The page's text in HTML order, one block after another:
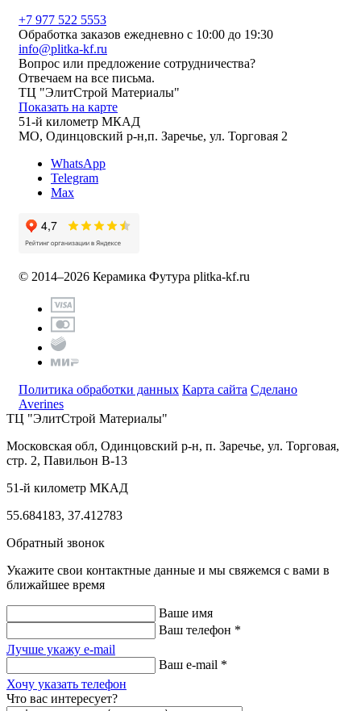
+7 977 522 5553
Обработка заказов ежедневно с 10:00 до 19:30
info@plitka-kf.ru
Вопрос или предложение сотрудничества?
Отвечаем на все письма.
ТЦ "ЭлитСтрой Материалы"
Показать на карте
51-й километр МКАД
МО, Одинцовский р-н,п. Заречье, ул. Торговая 2
WhatsApp
Telegram
Max
© 2014–2026 Керамика Футура plitka-kf.ru
Политика обработки данных Карта сайта Сделано
Averines
ТЦ "ЭлитСтрой Материалы"
Московская обл, Одинцовский р-н, п. Заречье, ул. Торговая,
стр. 2, Павильон В-13
51-й километр МКАД
55.684183, 37.412783
Обратный звонок
Укажите свои контактные данные и мы свяжемся с вами в
ближайшее время
Ваше имя
Ваш телефон *
Лучше укажу e-mail
Ваш e-mail *
Хочу указать телефон
Что вас интересует?